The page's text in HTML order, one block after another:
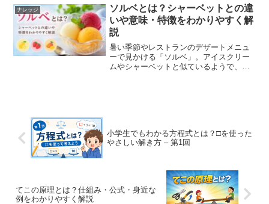
販売されています。しかし、「クッキー
と何が違うの？」「サブレと...
ナレッジ
ソルベとは？シャーベットとの違
いや意味・特徴をわかりやすく解
説
暑い季節やレストランのデザートメニュ
ーで見かける「ソルベ」。アイスクリー
ムやシャーベットと似ているようで、違
小学生でもわかる方程式とは？□を使った
やさしい解き方 – 第1回
てこの原理とは？仕組み・公式・身近な
例をわかりやすく解説